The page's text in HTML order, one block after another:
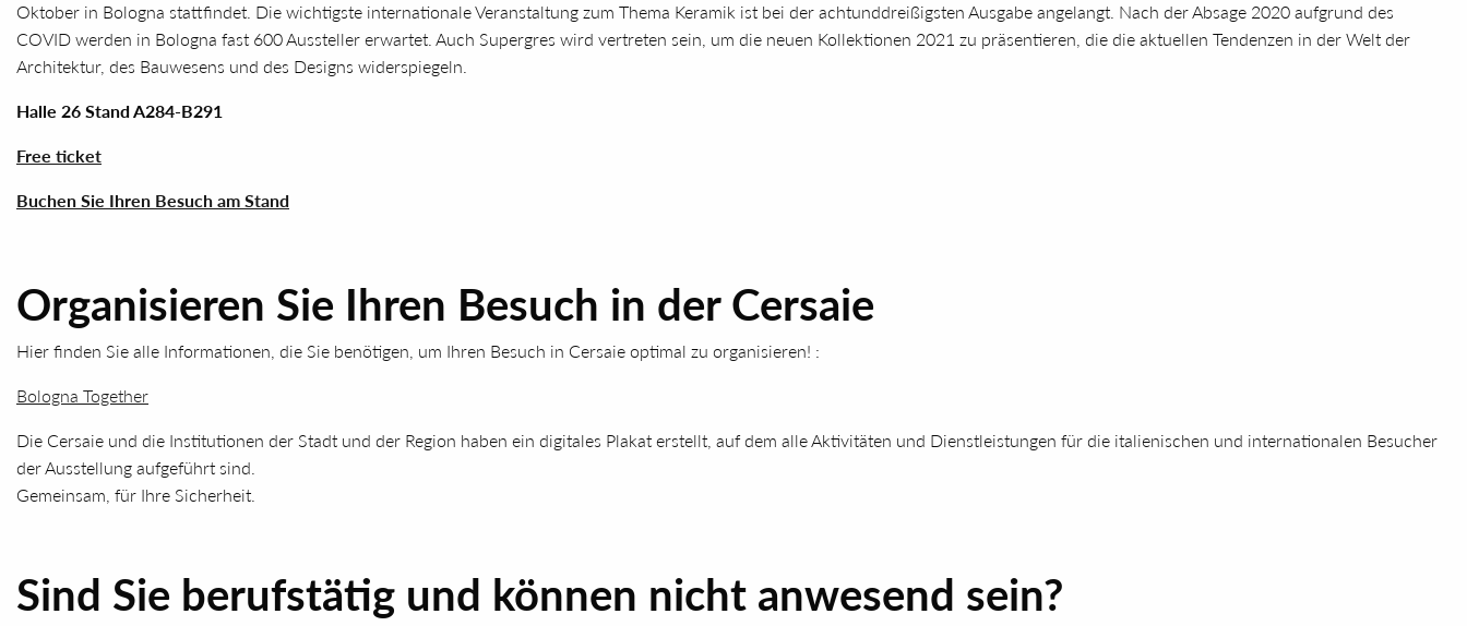
Oktober in Bologna stattfindet. Die wichtigste internationale Veranstaltung zum Thema Keramik ist bei der achtunddreißigsten Ausgabe angelangt. Nach der Absage 2020 aufgrund des
COVID werden in Bologna fast 600 Aussteller erwartet. Auch Supergres wird vertreten sein, um die neuen Kollektionen 2021 zu präsentieren, die die aktuellen Tendenzen in der Welt der
Architektur, des Bauwesens und des Designs widerspiegeln.
Halle 26 Stand A284-B291
Free ticket
Buchen Sie Ihren Besuch am Stand
Organisieren Sie Ihren Besuch in der Cersaie
Hier finden Sie alle Informationen, die Sie benötigen, um Ihren Besuch in Cersaie optimal zu organisieren! :
Bologna Together
Die Cersaie und die Institutionen der Stadt und der Region haben ein digitales Plakat erstellt, auf dem alle Aktivitäten und Dienstleistungen für die italienischen und internationalen Besucher
der Ausstellung aufgeführt sind.
Gemeinsam, für Ihre Sicherheit.
Sind Sie berufstätig und können nicht anwesend sein?